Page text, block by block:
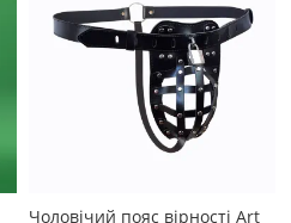
Чоловічий пояс вірності Art